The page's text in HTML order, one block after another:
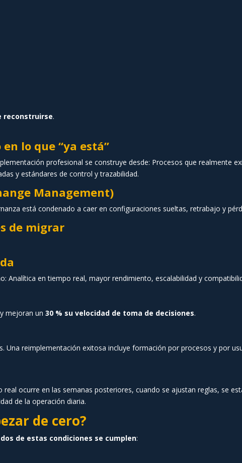
reconstruirse.
lo que “ya está”
profesional se construye desde: Procesos que realmente
y estándares de control y trazabilidad.
Management)
está condenado a caer en configuraciones sueltas, retrabajo y
de migrar
Analítica en tiempo real, mayor rendimiento, escalabilidad y
mejoran un30 % su velocidad de toma de decisiones.
Una reimplementación exitosa incluye formación por procesos y por
ocurre en las semanas posteriores, cuando se ajustan reglas, se
de la operación diaria.
de cero?
dos de estas condiciones se cumplen: